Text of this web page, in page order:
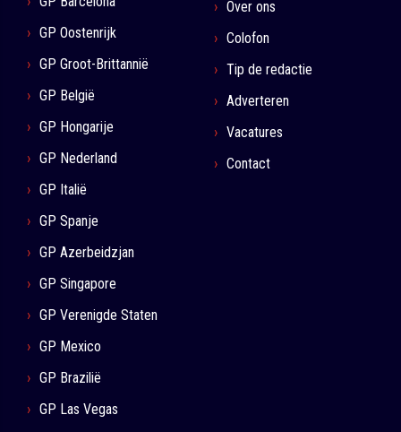
GP Oostenrijk
GP Groot-Brittannië
GP België
GP Hongarije
GP Nederland
GP Italië
GP Spanje
GP Azerbeidzjan
GP Singapore
GP Verenigde Staten
GP Mexico
GP Brazilië
GP Las Vegas
Over ons
Colofon
Tip de redactie
Adverteren
Vacatures
Contact